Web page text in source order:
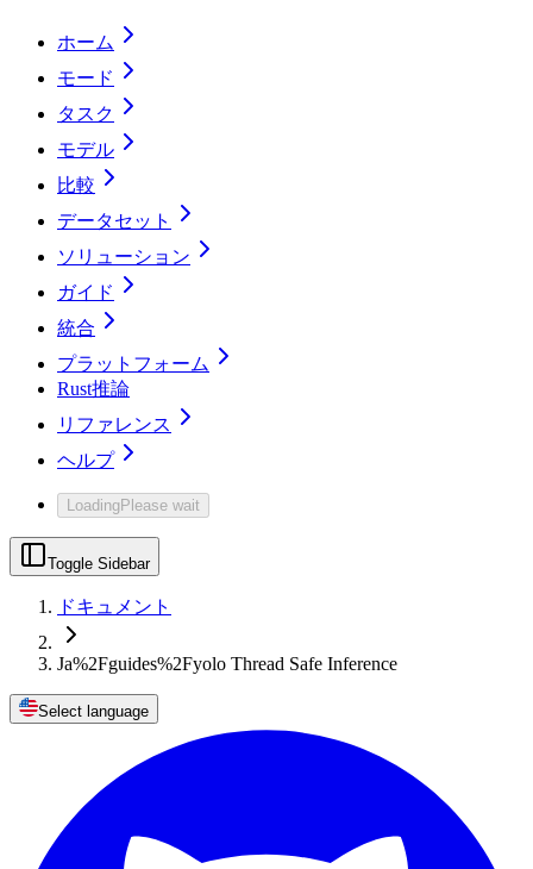
ホーム
モード
タスク
モデル
比較
データセット
ソリューション
ガイド
統合
プラットフォーム
Rust推論
リファレンス
ヘルプ
LoadingPlease wait
Toggle Sidebar
ドキュメント
Ja%2Fguides%2Fyolo Thread Safe Inference
Select language